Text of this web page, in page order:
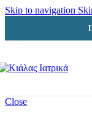
Skip to navigation
Close